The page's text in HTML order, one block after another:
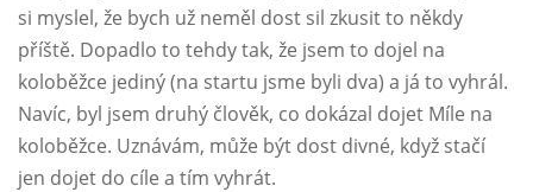
si myslel, že bych už neměl dost sil zkusit to někdy
příště. Dopadlo to tehdy tak, že jsem to dojel na
koloběžce jediný (na startu jsme byli dva) a já to vyhrál.
Navíc, byl jsem druhý člověk, co dokázal dojet Míle na
koloběžce. Uznávám, může být dost divné, když stačí
jen dojet do cíle a tím vyhrát.